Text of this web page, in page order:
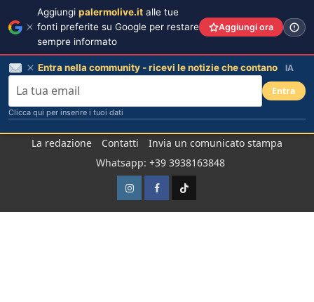
La redazione Contatti
Invia un comunicato stampa
Whatsapp: +39 3938163848
InstagramFacebook
TikTok
Aggiungi palermolive.it alle tue
fonti preferite su Google per restare
sempre informato
Aggiungi ora
Entra nella community - ricevi le notizie che contano IA
Entra
Clicca qui per inserire i tuoi dati